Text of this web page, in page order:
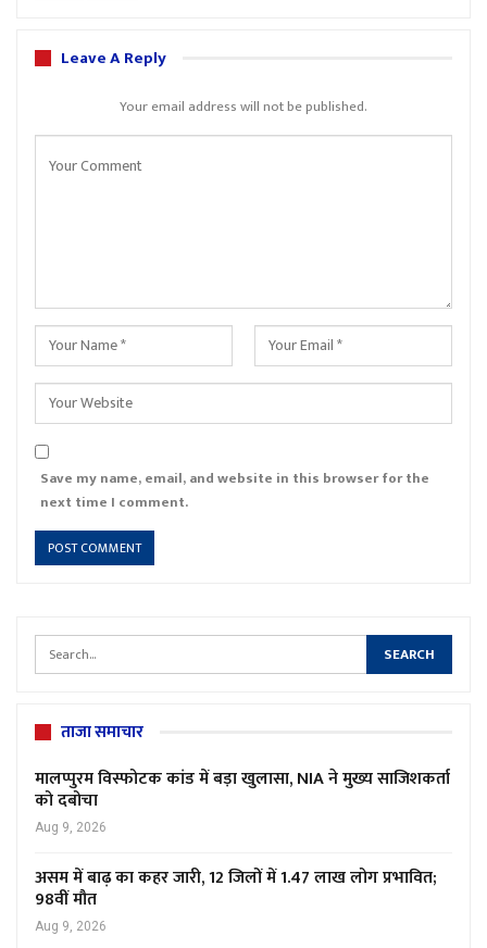
Leave A Reply
Your email address will not be published.
Save my name, email, and website in this browser for the
next time I comment.
ताजा समाचार
मालप्पुरम विस्फोटक कांड में बड़ा खुलासा, NIA ने मुख्य साजिशकर्ता
को दबोचा
Aug 9, 2026
असम में बाढ़ का कहर जारी, 12 जिलों में 1.47 लाख लोग प्रभावित;
98वीं मौत
Aug 9, 2026